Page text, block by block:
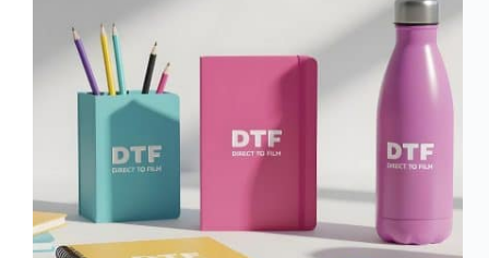
brindes
em
pequenas
tiragens.